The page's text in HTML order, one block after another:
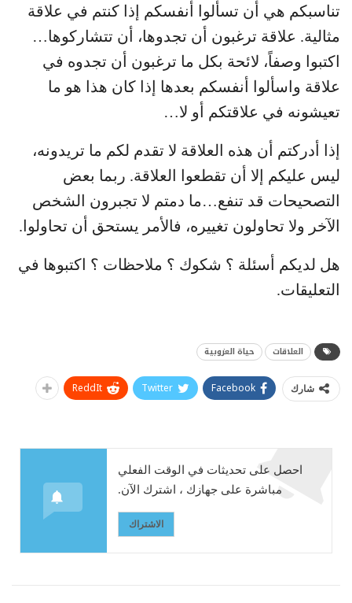
تناسبكم هي أن تسألوا أنفسكم إذا كنتم في علاقة
مثالية. علاقة ترغبون أن تجدوها، أن تتشاركوها…
اكتبوا وصفاً، لائحة بكل ما ترغبون أن تجدوه في
علاقة واسألوا أنفسكم بعدها إذا كان هذا هو ما
تعيشونه في علاقتكم أو لا…
إذا أدركتم أن هذه العلاقة لا تقدم لكم ما تريدونه،
ليس عليكم إلا أن تقطعوا العلاقة. ربما بعض
التصحيحات قد تنفع…ما دمتم لا تجبرون الشخص
الآخر ولا تحاولون تغييره، فالأمر يستحق أن تحاولوا.
هل لديكم أسئلة ؟ شكوك ؟ ملاحظات ؟ اكتبوها في
التعليقات.
العلاقات حياة العزوبية
شارك Facebook
Twitter
ReddIt
احصل على تحديثات في الوقت الفعلي
مباشرة على جهازك ، اشترك الآن.
الاشتراك